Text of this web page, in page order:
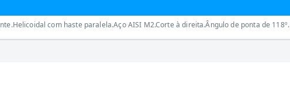
com haste paralela.Aço AISI M2.Corte à direita.Ângulo de ponta de 118º.